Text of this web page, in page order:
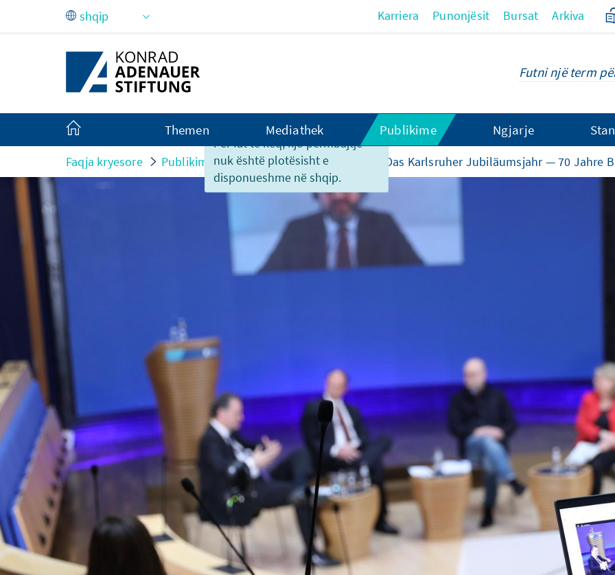
Skip to Main Content
Për fat të keq, kjo përmbajtje
nuk është plotësisht e
disponueshme në shqip.
Karriera Punonjësit Bursat Arkiva
Themen Mediathek Publikime Ngjarje
Faqja kryesore Publikime kontribute per aktivitetet Das Karlsruher Jubiläumsjahr — 70 Jahre